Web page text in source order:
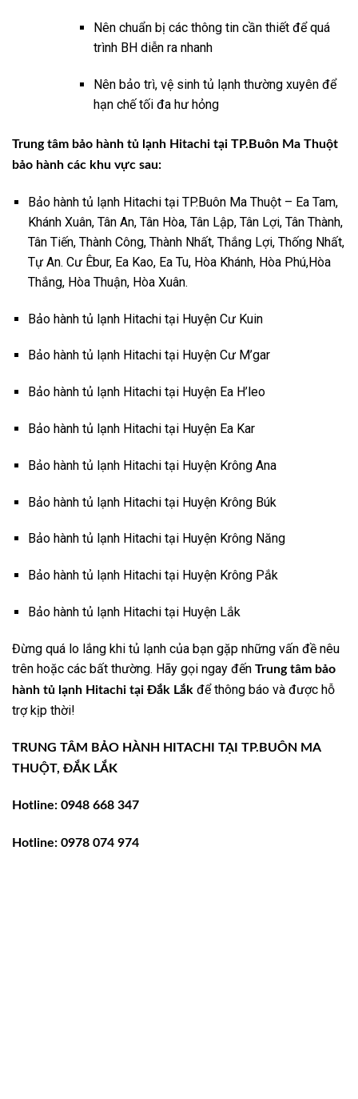
Nên chuẩn bị các thông tin cần thiết để quá
trình BH diễn ra nhanh
Nên bảo trì, vệ sinh tủ lạnh thường xuyên để
hạn chế tối đa hư hỏng
Trung tâm bảo hành tủ lạnh Hitachi tại TP.Buôn Ma Thuột
bảo hành các khu vực sau:
Bảo hành tủ lạnh Hitachi tại TP.Buôn Ma Thuột – Ea Tam,
Khánh Xuân, Tân An, Tân Hòa, Tân Lập, Tân Lợi, Tân Thành,
Tân Tiến, Thành Công, Thành Nhất, Thắng Lợi, Thống Nhất,
Tự An. Cư Êbur, Ea Kao, Ea Tu, Hòa Khánh, Hòa Phú,Hòa
Thắng, Hòa Thuận, Hòa Xuân.
Bảo hành tủ lạnh Hitachi tại Huyện Cư Kuin
Bảo hành tủ lạnh Hitachi tại Huyện Cư M’gar
Bảo hành tủ lạnh Hitachi tại Huyện Ea H’leo
Bảo hành tủ lạnh Hitachi tại Huyện Ea Kar
Bảo hành tủ lạnh Hitachi tại Huyện Krông Ana
Bảo hành tủ lạnh Hitachi tại Huyện Krông Búk
Bảo hành tủ lạnh Hitachi tại Huyện Krông Năng
Bảo hành tủ lạnh Hitachi tại Huyện Krông Pắk
Bảo hành tủ lạnh Hitachi tại Huyện Lắk
Đừng quá lo lắng khi tủ lạnh của bạn gặp những vấn đề nêu
trên hoặc các bất thường. Hãy gọi ngay đến Trung tâm bảo
hành tủ lạnh Hitachi tại Đắk Lắk để thông báo và được hỗ
trợ kịp thời!
TRUNG TÂM BẢO HÀNH HITACHI TẠI TP.BUÔN MA
THUỘT, ĐẮK LẮK
Hotline: 0948 668 347
Hotline: 0978 074 974